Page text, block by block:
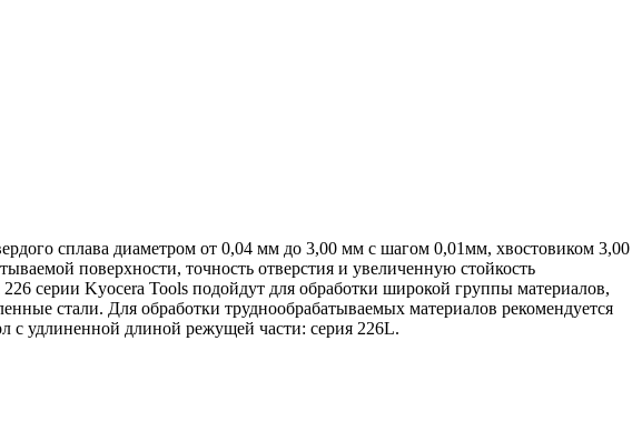
сплава диаметром от 0,04 мм до 3,00 мм с шагом 0,01мм, хвостовиком 3,00
поверхности, точность отверстия и увеличенную стойкость
серии Kyocera Tools подойдут для обработки широкой группы материалов,
стали. Для обработки труднообрабатываемых материалов рекомендуется
с удлиненной длиной режущей части: серия 226L.